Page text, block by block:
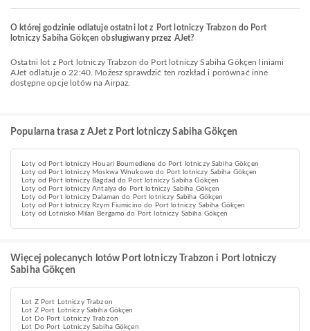
O której godzinie odlatuje ostatni lot z Port lotniczy Trabzon do Port
lotniczy Sabiha Gökçen obsługiwany przez AJet?
Ostatni lot z Port lotniczy Trabzon do Port lotniczy Sabiha Gökçen liniami
AJet odlatuje o 22:40. Możesz sprawdzić ten rozkład i porównać inne
dostępne opcje lotów na Airpaz.
Popularna trasa z AJet z Port lotniczy Sabiha Gökçen
Loty od Port lotniczy Houari Boumediene do Port lotniczy Sabiha Gökçen
Loty od Port lotniczy Moskwa Wnukowo do Port lotniczy Sabiha Gökçen
Loty od Port lotniczy Bagdad do Port lotniczy Sabiha Gökçen
Loty od Port lotniczy Antalya do Port lotniczy Sabiha Gökçen
Loty od Port lotniczy Dalaman do Port lotniczy Sabiha Gökçen
Loty od Port lotniczy Rzym Fiumicino do Port lotniczy Sabiha Gökçen
Loty od Lotnisko Milan Bergamo do Port lotniczy Sabiha Gökçen
Więcej polecanych lotów Port lotniczy Trabzon i Port lotniczy
Sabiha Gökçen
Lot Z Port Lotniczy Trabzon
Lot Z Port Lotniczy Sabiha Gökçen
Lot Do Port Lotniczy Trabzon
Lot Do Port Lotniczy Sabiha Gökçen